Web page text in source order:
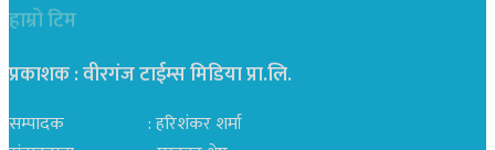
हाम्रो टिम
प्रकाशक : वीरगंज टाईम्स मिडिया प्रा‍.लि.
सम्पादक : हरिशंकर शर्मा